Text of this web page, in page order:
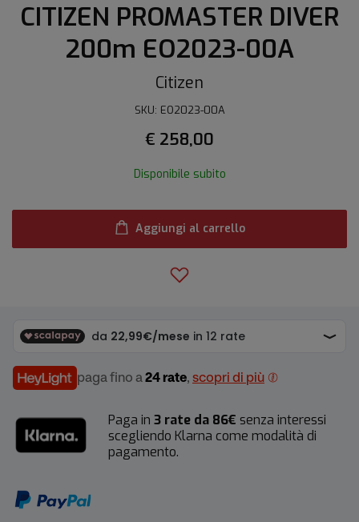
CITIZEN PROMASTER DIVER
200m EO2023-00A
Citizen
SKU: EO2023-00A
€ 258,00
Disponibile subito
Aggiungi al carrello
paga fino a 24 rate, scopri di più
Paga in 3 rate da 86€ senza interessi
scegliendo Klarna come modalità di
pagamento.